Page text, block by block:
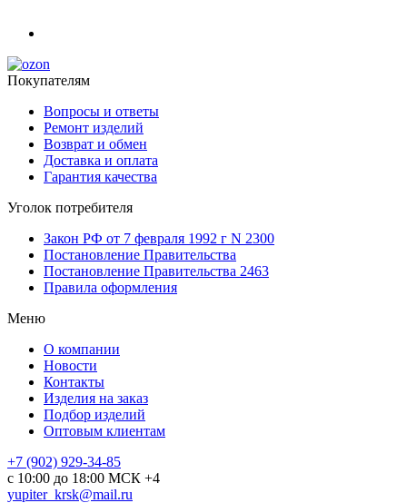
Покупателям
Вопросы и ответы
Ремонт изделий
Возврат и обмен
Доставка и оплата
Гарантия качества
Уголок потребителя
Закон РФ от 7 февраля 1992 г N 2300
Постановление Правительства
Постановление Правительства 2463
Правила оформления
Меню
О компании
Новости
Контакты
Изделия на заказ
Подбор изделий
Оптовым клиентам
+7 (902) 929-34-85
с 10:00 до 18:00 МСК +4
yupiter_krsk@mail.ru